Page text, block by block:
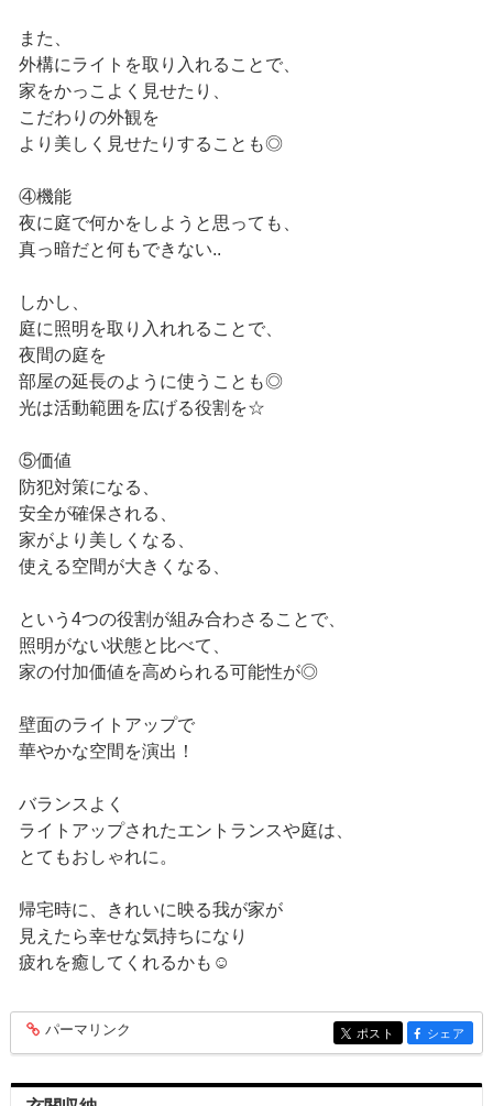
また、
外構にライトを取り入れることで、
家をかっこよく見せたり、
こだわりの外観を
より美しく見せたりすることも◎
④機能
夜に庭で何かをしようと思っても、
真っ暗だと何もできない..
しかし、
庭に照明を取り入れれることで、
夜間の庭を
部屋の延長のように使うことも◎
光は活動範囲を広げる役割を☆
⑤価値
防犯対策になる、
安全が確保される、
家がより美しくなる、
使える空間が大きくなる、
という4つの役割が組み合わさることで、
照明がない状態と比べて、
家の付加価値を高められる可能性が◎
壁面のライトアップで
華やかな空間を演出！
バランスよく
ライトアップされたエントランスや庭は、
とてもおしゃれに。
帰宅時に、きれいに映る我が家が
見えたら幸せな気持ちになり
疲れを癒してくれるかも☺
entry239
パーマリンク entry239
ポスト entry239
シェア